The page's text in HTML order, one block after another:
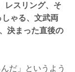
レスリング、そ
ゃる、文武両
決まった直後の
だ」というよう